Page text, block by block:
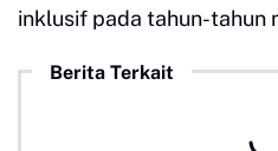
inklusif pada tahun-tahun
Berita Terkait